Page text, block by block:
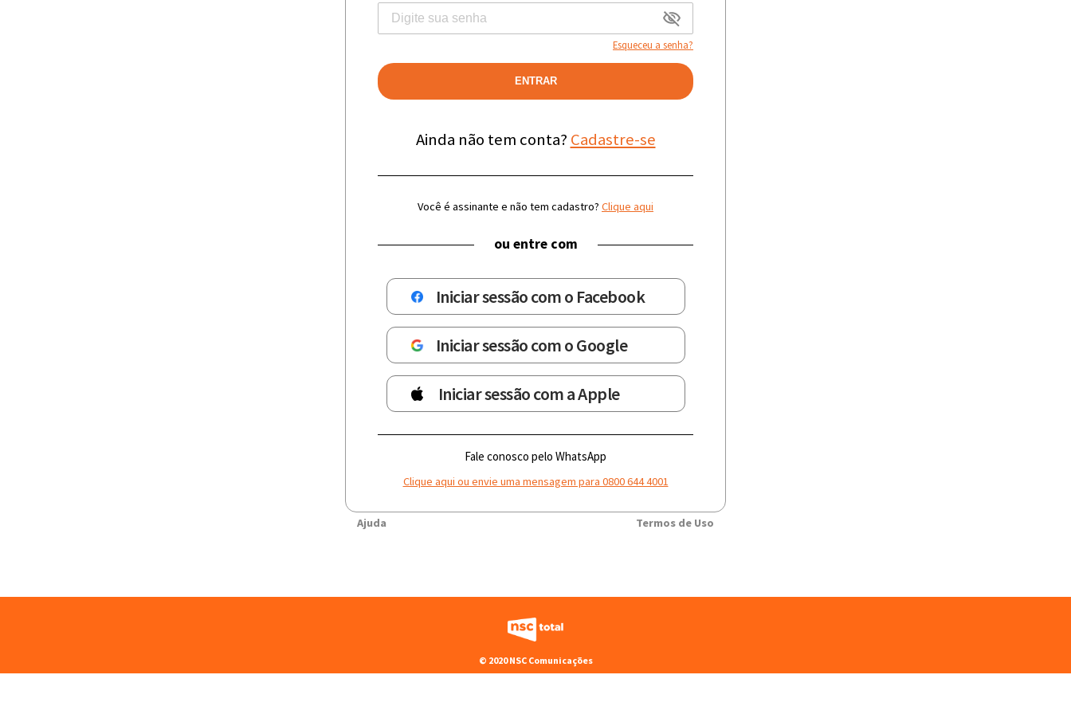
Esqueceu a senha?
ENTRAR
Ainda não tem conta? Cadastre-se
Você é assinante e não tem cadastro? Clique aqui
ou entre com
Iniciar sessão com o Facebook
Iniciar sessão com o Google
Iniciar sessão com a Apple
Fale conosco pelo WhatsApp
Clique aqui ou envie uma mensagem para 0800 644 4001
Ajuda Termos de Uso
© 2020 NSC Comunicações